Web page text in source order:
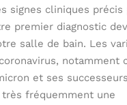
signes cliniques précis
premier diagnostic
salle de bain. Les
notamment
et ses
fréquemment une